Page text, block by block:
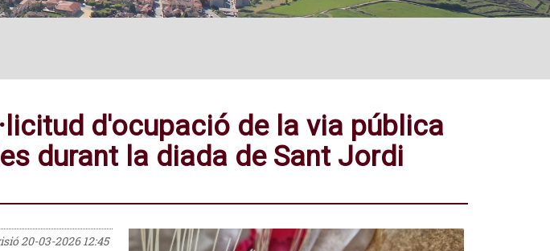
d'ocupació de la via pública
durant la diada de Sant Jordi
20-03-2026 12:45